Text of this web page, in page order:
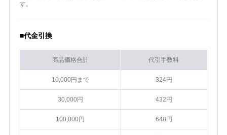
す。
■代金引換
商品価格合計 代引手数料
10,000円まで 324円
30,000円 432円
100,000円 648円